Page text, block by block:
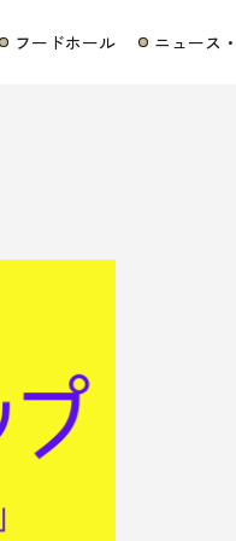
フードホール ニュース